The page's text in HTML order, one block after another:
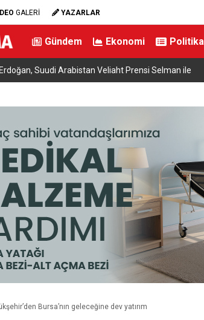
GALERİ YAZARLAR
Gündem Ekonomi Politika
Suudi Arabistan Veliaht Prensi Selman ile
Bursa’nın geleceğine dev yatırım